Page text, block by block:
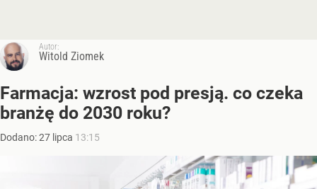
Autor:
Witold Ziomek
Farmacja: wzrost pod presją. co czeka
branżę do 2030 roku?
Dodano:27 lipca 13:15